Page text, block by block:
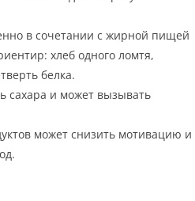
в сочетании с жирной пищей
хлеб одного ломтя,
белка.
сахара и может вызывать
может снизить мотивацию и